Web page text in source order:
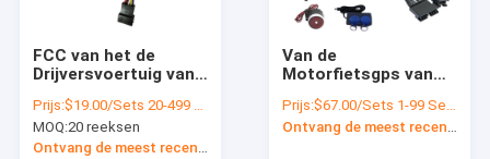
FCC van het de
Drijversvoertuig van
Activamotorfiets de
Veiligheidsdrijver met
Vrij Volgend Systeem
Prijs:$19.00/Sets 20-499 Sets
MOQ:20 reeksen
Ontvang de meest recente Prijs
Van de
Motorfietsgps van
Drijversalarmsysteem
met
Prijs:$67.00/Sets 1-99 Sets